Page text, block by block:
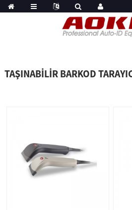
TAŞINABILIR BARKOD